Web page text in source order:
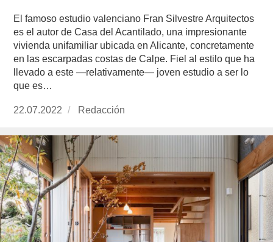
El famoso estudio valenciano Fran Silvestre Arquitectos
es el autor de Casa del Acantilado, una impresionante
vivienda unifamiliar ubicada en Alicante, concretamente
en las escarpadas costas de Calpe. Fiel al estilo que ha
llevado a este —relativamente— joven estudio a ser lo
que es…
Publicado
22.07.2022 https://www.experimenta.es/author/redaccion/
Redacción